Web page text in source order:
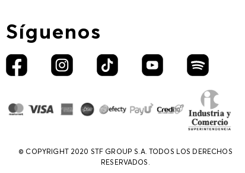
Síguenos
© COPYRIGHT 2020 STF GROUP S.A. TODOS LOS DERECHOS
RESERVADOS.